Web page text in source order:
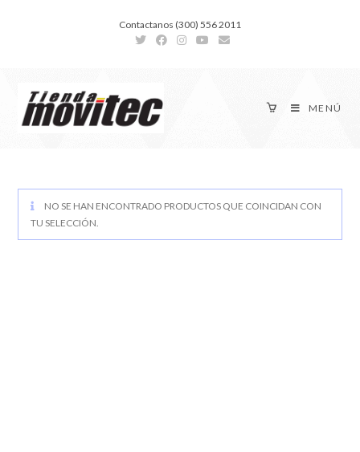
Contactanos (300) 556 2011
MENÚ
NO SE HAN ENCONTRADO PRODUCTOS QUE COINCIDAN CON
TU SELECCIÓN.